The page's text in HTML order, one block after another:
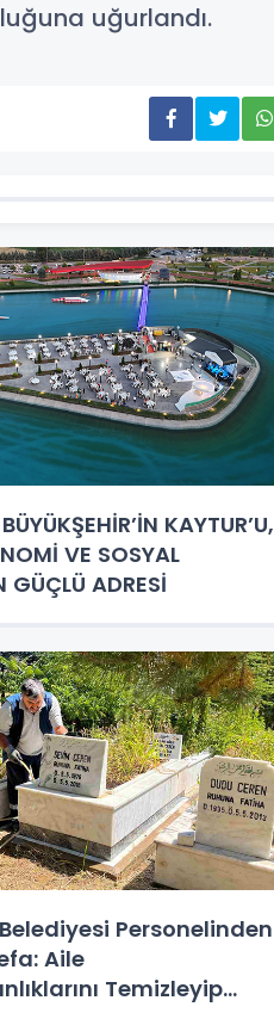
uğurlandı.
KAYTUR’U,
VE SOSYAL
GÜÇLÜ ADRESİ
Personelinden
Aile
Temizleyip